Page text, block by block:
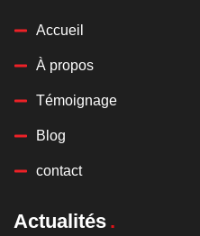
Accueil
À propos
Témoignage
Blog
contact
Actualités